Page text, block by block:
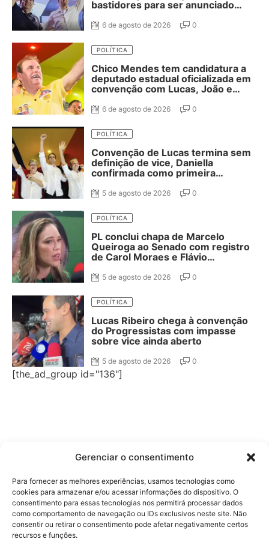
Gerenciar o consentimento
Para fornecer as melhores experiências, usamos tecnologias como
cookies para armazenar e/ou acessar informações do dispositivo. O
consentimento para essas tecnologias nos permitirá processar dados
como comportamento de navegação ou IDs exclusivos neste site. Não
consentir ou retirar o consentimento pode afetar negativamente certos
recursos e funções.
bastidores para ser anunciado
6 de agosto de 2026 0
POLÍTICA
Chico Mendes tem candidatura a
deputado estadual oficializada em
convenção com Lucas, João e
6 de agosto de 2026 0
POLÍTICA
Convenção de Lucas termina sem
definição de vice, Daniella
confirmada como primeira
Adriano Galdino
5 de agosto de 2026 0
POLÍTICA
PL conclui chapa de Marcelo
Queiroga ao Senado com registro
de Carol Moraes e Flávio
5 de agosto de 2026 0
POLÍTICA
Lucas Ribeiro chega à convenção
do Progressistas com impasse
sobre vice ainda aberto
5 de agosto de 2026 0
[the_ad_group id="136"]